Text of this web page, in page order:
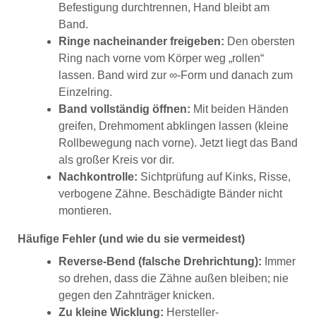
Befestigung durchtrennen, Hand bleibt am
Band.
Ringe nacheinander freigeben: Den obersten
Ring nach vorne vom Körper weg „rollen“
lassen. Band wird zur ∞-Form und danach zum
Einzelring.
Band vollständig öffnen: Mit beiden Händen
greifen, Drehmoment abklingen lassen (kleine
Rollbewegung nach vorne). Jetzt liegt das Band
als großer Kreis vor dir.
Nachkontrolle: Sichtprüfung auf Kinks, Risse,
verbogene Zähne. Beschädigte Bänder nicht
montieren.
Häufige Fehler (und wie du sie vermeidest)
Reverse-Bend (falsche Drehrichtung): Immer
so drehen, dass die Zähne außen bleiben; nie
gegen den Zahnträger knicken.
Zu kleine Wicklung: Hersteller-